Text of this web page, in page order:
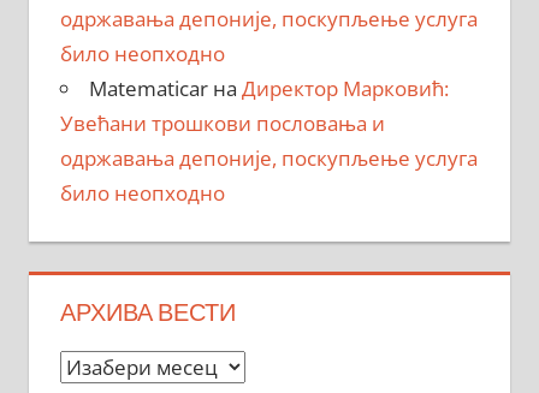
одржавања депоније, поскупљење услуга
било неопходно
Matematicarна Директор Марковић:
Увећани трошкови пословања и
одржавања депоније, поскупљење услуга
било неопходно
АРХИВА ВЕСТИ
Архива